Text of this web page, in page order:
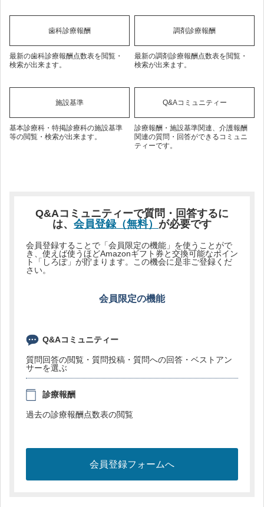
歯科診療報酬
最新の歯科診療報酬点数表を閲覧・
検索が出来ます。
調剤診療報酬
最新の調剤診療報酬点数表を閲覧・
検索が出来ます。
施設基準
基本診療科・特掲診療科の施設基準
等の閲覧・検索が出来ます。
Q&Aコミュニティー
診療報酬・施設基準関連、介護報酬
関連の質問・回答ができるコミュニ
ティーです。
Q&Aコミュニティーで質問・回答するに
は、 会員登録（無料） が必要です
会員登録することで「会員限定の機能」を使うことがで
き、使えば使うほどAmazonギフト券と交換可能なポイン
ト「しろぽ」が貯まります。この機会に是非ご登録くだ
さい。
会員限定の機能
Q&Aコミュニティー
質問回答の閲覧・質問投稿・質問への回答・ベストアン
サーを選ぶ
診療報酬
過去の診療報酬点数表の閲覧
会員登録フォームへ